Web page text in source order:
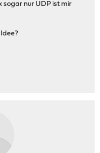
sogar nur UDP ist mir